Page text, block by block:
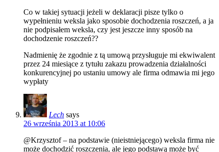
Co w takiej sytuacji jeżeli w deklaracji pisze tylko o
wypełnieniu weksla jako sposobie dochodzenia roszczeń, a ja
nie podpisałem weksla, czy jest jeszcze inny sposób na
dochodzenie roszczeń??
Nadmienię że zgodnie z tą umową przysługuje mi ekwiwalent
przez 24 miesiące z tytułu zakazu prowadzenia działalności
konkurencyjnej po ustaniu umowy ale firma odmawia mi jego
wypłaty
Lech says
26 września 2013 at 10:06
@Krzysztof – na podstawie (nieistniejącego) weksla firma nie
może dochodzić roszczenia, ale jego podstawą może być